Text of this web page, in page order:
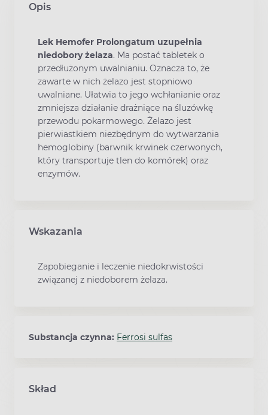
Opis
Lek Hemofer Prolongatum uzupełnia
niedobory żelaza. Ma postać tabletek o
przedłużonym uwalnianiu. Oznacza to, że
zawarte w nich żelazo jest stopniowo
uwalniane. Ułatwia to jego wchłanianie oraz
zmniejsza działanie drażniące na śluzówkę
przewodu pokarmowego. Żelazo jest
pierwiastkiem niezbędnym do wytwarzania
hemoglobiny (barwnik krwinek czerwonych,
który transportuje tlen do komórek) oraz
enzymów.
Wskazania
Zapobieganie i leczenie niedokrwistości
związanej z niedoborem żelaza.
Substancja czynna: Ferrosi sulfas
Skład